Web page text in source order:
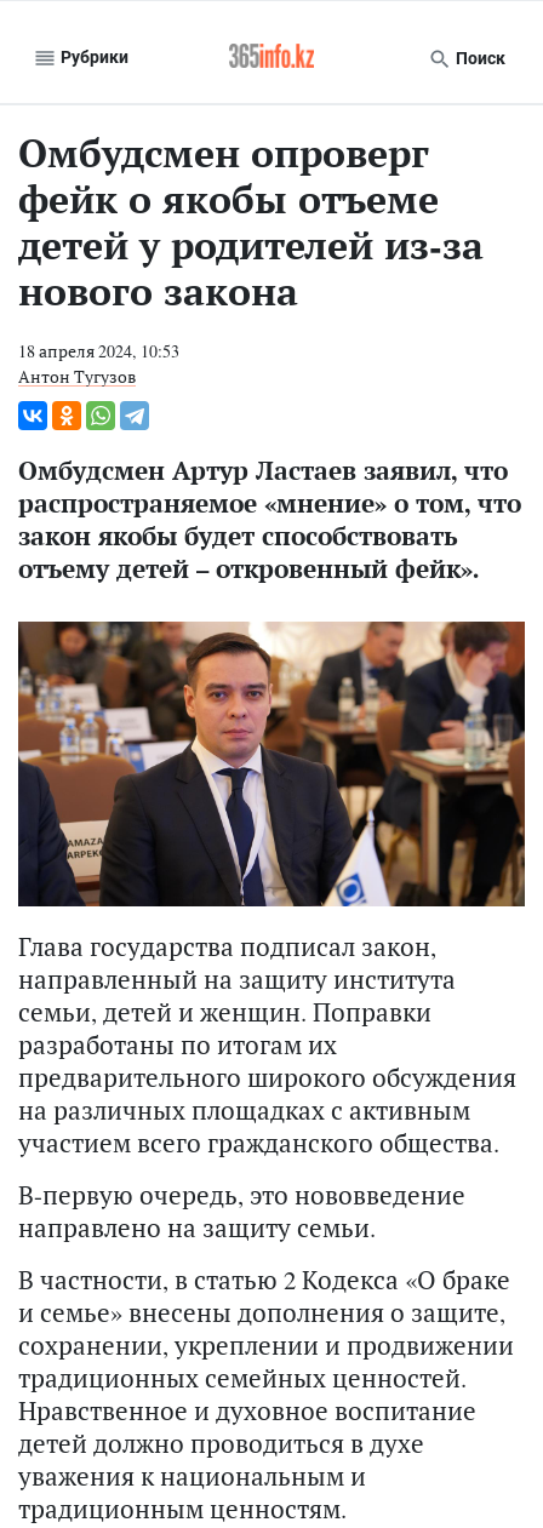
Рубрики Поиск
Омбудсмен опроверг
фейк о якобы отъеме
детей у родителей из-за
нового закона
18 апреля 2024, 10:53
Антон Тугузов
Омбудсмен Артур Ластаев заявил, что
распространяемое «мнение» о том, что
закон якобы будет способствовать
отъему детей – откровенный фейк».
Глава государства подписал закон,
направленный на защиту института
семьи, детей и женщин. Поправки
разработаны по итогам их
предварительного широкого обсуждения
на различных площадках с активным
участием всего гражданского общества.
В-первую очередь, это нововведение
направлено на защиту семьи.
В частности, в статью 2 Кодекса «О браке
и семье» внесены дополнения о защите,
сохранении, укреплении и продвижении
традиционных семейных ценностей.
Нравственное и духовное воспитание
детей должно проводиться в духе
уважения к национальным и
традиционным ценностям.